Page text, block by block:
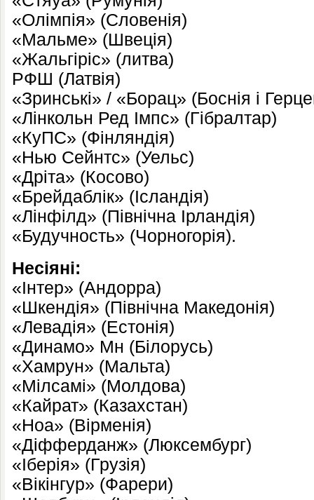
«Олімпія» (Словенія)
«Мальме» (Швеція)
«Жальгіріс» (литва)
РФШ (Латвія)
«Зринські» / «Борац» (Боснія і
«Лінкольн Ред Імпс» (Гібралтар)
«КуПС» (Фінляндія)
«Нью Сейнтс» (Уельс)
«Дріта» (Косово)
«Брейдаблік» (Ісландія)
«Лінфілд» (Північна Ірландія)
«Будучность» (Чорногорія).
Несіяні:
«Інтер» (Андорра)
«Шкендія» (Північна Македонія)
«Левадія» (Естонія)
«Динамо» Мн (Білорусь)
«Хамрун» (Мальта)
«Мілсамі» (Молдова)
«Кайрат» (Казахстан)
«Ноа» (Вірменія)
«Діфферданж» (Люксембург)
«Іберія» (Грузія)
«Вікінгур» (Фарери)